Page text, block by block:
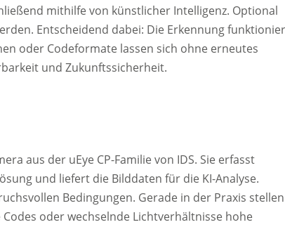
mithilfe von künstlicher Intelligenz. Optional
Entscheidend dabei: Die Erkennung
oder Codeformate lassen sich ohne erneutes
und Zukunftssicherheit.
aus der uEye CP-Familie von IDS. Sie erfasst
und liefert die Bilddaten für die KI-Analyse.
Bedingungen. Gerade in der Praxis stellen
oder wechselnde Lichtverhältnisse hohe